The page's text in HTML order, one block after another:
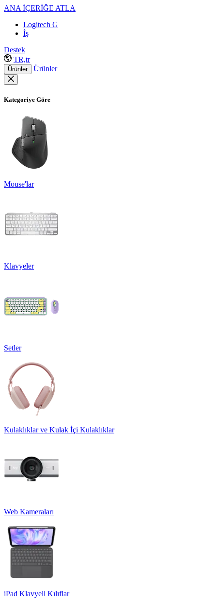
ANA İÇERİĞE ATLA
Logitech G
İş
Destek
TR,tr
Ürünler Ürünler
Kategoriye Göre
Mouse'lar
Klavyeler
Setler
Kulaklıklar ve Kulak İçi Kulaklıklar
Web Kameraları
iPad Klavyeli Kılıflar